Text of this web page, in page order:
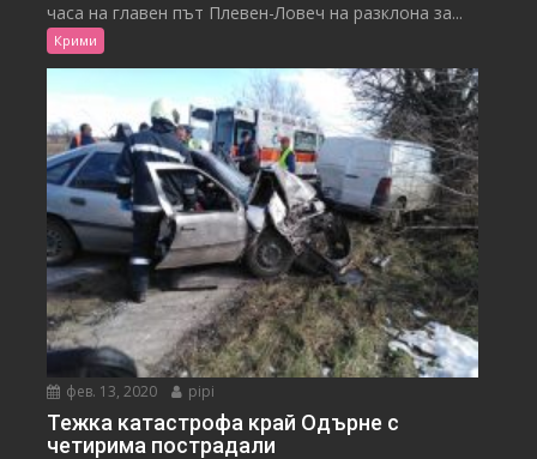
часа на главен път Плевен-Ловеч на разклона за...
Крими
фев. 13, 2020 pipi
Тежка катастрофа край Одърне с
четирима пострадали